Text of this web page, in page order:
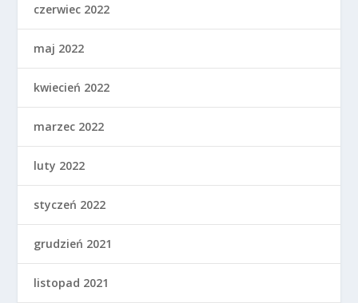
czerwiec 2022
maj 2022
kwiecień 2022
marzec 2022
luty 2022
styczeń 2022
grudzień 2021
listopad 2021